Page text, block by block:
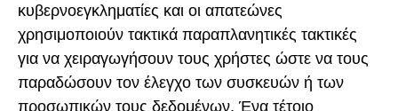
κυβερνοεγκληματίες και οι απατεώνες
χρησιμοποιούν τακτικά παραπλανητικές τακτικές
για να χειραγωγήσουν τους χρήστες ώστε να τους
παραδώσουν τον έλεγχο των συσκευών ή των
προσωπικών τους δεδομένων. Ένα τέτοιο